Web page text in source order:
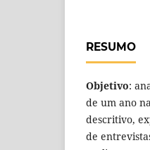
RESUMO
Objetivo:
de um ano
descritivo,
de